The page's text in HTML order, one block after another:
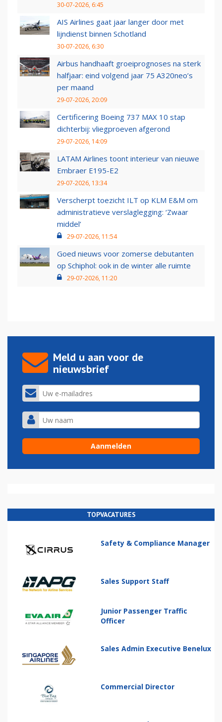
30-07-2026, 6:45
AIS Airlines gaat jaar langer door met
lijndienst binnen Schotland
30-07-2026, 6:30
Airbus handhaaft groeiprognoses na sterk
halfjaar: eind volgend jaar 75 A320neo’s
per maand
29-07-2026, 20:09
Certificering Boeing 737 MAX 10 stap
dichterbij: vliegproeven afgerond
29-07-2026, 14:09
LATAM Airlines toont interieur van nieuwe
Embraer E195-E2
29-07-2026, 13:34
Verscherpt toezicht ILT op KLM E&M om
administratieve verslaglegging: ‘Zwaar
middel’
29-07-2026, 11:54
Goed nieuws voor zomerse debutanten
op Schiphol: ook in de winter alle ruimte
29-07-2026, 11:20
Meld u aan voor de
nieuwsbrief
TOPVACATURES
Safety & Compliance Manager
Sales Support Staff
Junior Passenger Traffic
Officer
Sales Admin Executive Benelux
Commercial Director